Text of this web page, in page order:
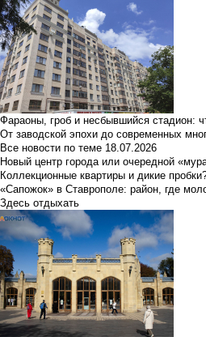
Фараоны, гроб и несбывшийся стадион:
От заводской эпохи до современных
Все новости по теме 18.07.2026
Новый центр города или очередной
Коллекционные квартиры и дикие
«Сапожок» в Ставрополе: район, где
Здесь отдыхать